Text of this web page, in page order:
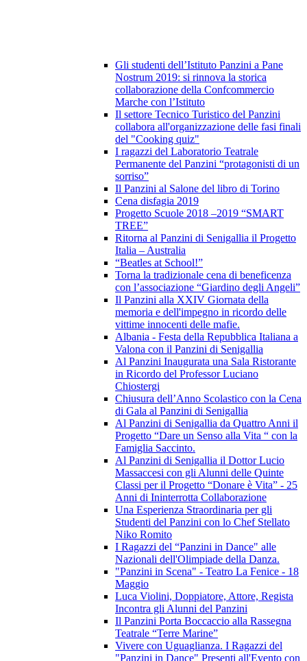
Gli studenti dell’Istituto Panzini a Pane
Nostrum 2019: si rinnova la storica
collaborazione della Confcommercio
Marche con l’Istituto
Il settore Tecnico Turistico del Panzini
collabora all'organizzazione delle fasi finali
del "Cooking quiz"
I ragazzi del Laboratorio Teatrale
Permanente del Panzini “protagonisti di un
sorriso”
Il Panzini al Salone del libro di Torino
Cena disfagia 2019
Progetto Scuole 2018 –2019 “SMART
TREE”
Ritorna al Panzini di Senigallia il Progetto
Italia – Australia
“Beatles at School!”
Torna la tradizionale cena di beneficenza
con l’associazione “Giardino degli Angeli”
Il Panzini alla XXIV Giornata della
memoria e dell'impegno in ricordo delle
vittime innocenti delle mafie.
Albania - Festa della Repubblica Italiana a
Valona con il Panzini di Senigallia
Al Panzini Inaugurata una Sala Ristorante
in Ricordo del Professor Luciano
Chiostergi
Chiusura dell’Anno Scolastico con la Cena
di Gala al Panzini di Senigallia
Al Panzini di Senigallia da Quattro Anni il
Progetto “Dare un Senso alla Vita “ con la
Famiglia Saccinto.
Al Panzini di Senigallia il Dottor Lucio
Massaccesi con gli Alunni delle Quinte
Classi per il Progetto “Donare è Vita” - 25
Anni di Ininterrotta Collaborazione
Una Esperienza Straordinaria per gli
Studenti del Panzini con lo Chef Stellato
Niko Romito
I Ragazzi del “Panzini in Dance" alle
Nazionali dell'Olimpiade della Danza.
"Panzini in Scena" - Teatro La Fenice - 18
Maggio
Luca Violini, Doppiatore, Attore, Regista
Incontra gli Alunni del Panzini
Il Panzini Porta Boccaccio alla Rassegna
Teatrale “Terre Marine”
Vivere con Uguaglianza. I Ragazzi del
"Panzini in Dance" Presenti all'Evento con